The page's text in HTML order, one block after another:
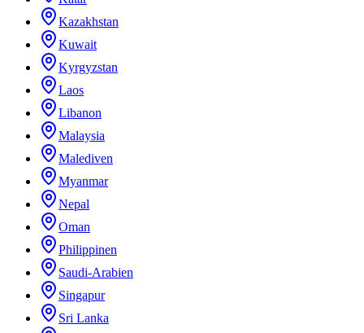
Kazakhstan
Kuwait
Kyrgyzstan
Laos
Libanon
Malaysia
Malediven
Myanmar
Nepal
Oman
Philippinen
Saudi-Arabien
Singapur
Sri Lanka